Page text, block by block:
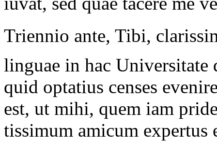
Triennio ante, Tibi,
linguae in hac Universitate
quid optatius censes
est, ut mihi, quem iam
tissimum amicum expertus